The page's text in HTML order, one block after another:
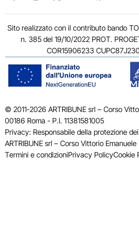
Sito realizzato con il contributo bando
n. 385 del 19/10/2022 PROT.
COR15906233
© 2011-2026 ARTRIBUNE srl – Corso
00186 Roma - P.I. 11381581005
Privacy: Responsabile della protezione
ARTRIBUNE srl – Corso Vittorio
Termini e condizioniPrivacy PolicyCookie